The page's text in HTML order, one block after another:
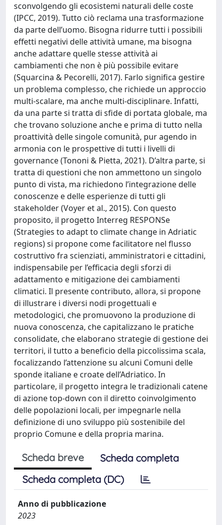
sconvolgendo gli ecosistemi naturali delle coste
(IPCC, 2019). Tutto ciò reclama una trasformazione
da parte dell’uomo. Bisogna ridurre tutti i possibili
effetti negativi delle attività umane, ma bisogna
anche adattare quelle stesse attività ai
cambiamenti che non è più possibile evitare
(Squarcina & Pecorelli, 2017). Farlo significa gestire
un problema complesso, che richiede un approccio
multi-scalare, ma anche multi-disciplinare. Infatti,
da una parte si tratta di sfide di portata globale, ma
che trovano soluzione anche e prima di tutto nella
proattività delle singole comunità, pur agendo in
armonia con le prospettive di tutti i livelli di
governance (Tononi & Pietta, 2021). D’altra parte, si
tratta di questioni che non ammettono un singolo
punto di vista, ma richiedono l’integrazione delle
conoscenze e delle esperienze di tutti gli
stakeholder (Voyer et al., 2015). Con questo
proposito, il progetto Interreg RESPONSe
(Strategies to adapt to climate change in Adriatic
regions) si propone come facilitatore nel flusso
costruttivo fra scienziati, amministratori e cittadini,
indispensabile per l’efficacia degli sforzi di
adattamento e mitigazione dei cambiamenti
climatici. Il presente contributo, allora, si propone
di illustrare i diversi nodi progettuali e
metodologici, che promuovono la produzione di
nuova conoscenza, che capitalizzano le pratiche
consolidate, che elaborano strategie di gestione dei
territori, il tutto a beneficio della piccolissima scala,
focalizzando l’attenzione su alcuni Comuni delle
sponde italiane e croate dell’Adriatico. In
particolare, il progetto integra le tradizionali catene
di azione top-down con il diretto coinvolgimento
delle popolazioni locali, per impegnarle nella
definizione di uno sviluppo più sostenibile del
proprio Comune e della propria marina.
Scheda breve
Scheda completa
Scheda completa (DC)
Anno di pubblicazione
2023